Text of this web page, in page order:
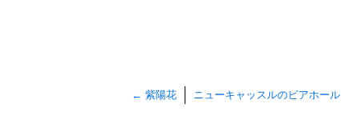
← 紫陽花 ニューキャッスルのビアホール